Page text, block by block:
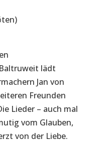
lädt
Jan von
Freunden
Lieder – auch mal
vom Glauben,
von der Liebe.